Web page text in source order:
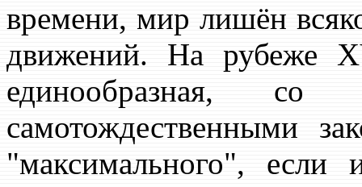
времени, мир лишён
движений. На рубеже
единообразная,
самотождественными
"максимального", если